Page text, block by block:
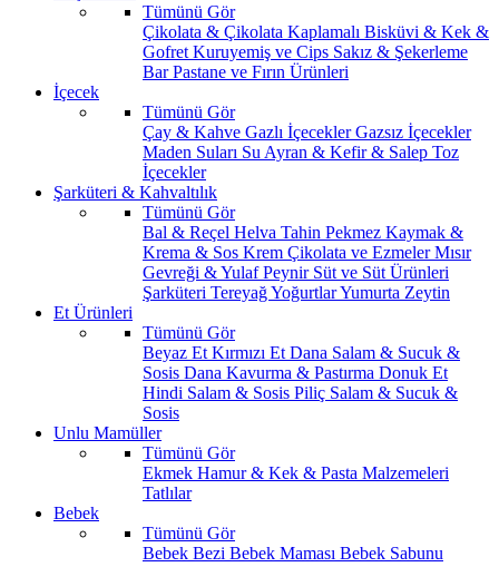
Tümünü Gör
Çikolata & Çikolata Kaplamalı Bisküvi & Kek &
Gofret Kuruyemiş ve Cips Sakız & Şekerleme
BarPastane ve Fırın Ürünleri
İçecek
Tümünü Gör
Çay & Kahve Gazlı İçeceklerGazsız İçecekler
Maden Suları Su Ayran & Kefir & Salep Toz
İçecekler
Şarküteri & Kahvaltılık
Tümünü Gör
Bal & Reçel Helva Tahin Pekmez Kaymak &
Krema & Sos Krem Çikolata ve EzmelerMısır
Gevreği & YulafPeynir Süt ve Süt Ürünleri
Şarküteri TereyağYoğurtlarYumurta Zeytin
Et Ürünleri
Tümünü Gör
Beyaz Et Kırmızı Et Dana Salam & Sucuk &
Sosis Dana Kavurma & Pastırma Donuk Et
Hindi Salam & Sosis Piliç Salam & Sucuk &
Sosis
Unlu Mamüller
Tümünü Gör
Ekmek Hamur & Kek & Pasta Malzemeleri
Tatlılar
Bebek
Tümünü Gör
Bebek Bezi Bebek Maması Bebek Sabunu